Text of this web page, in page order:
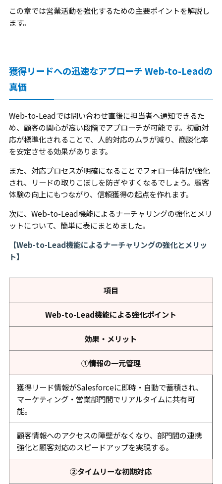
この章では営業活動を強化するための主要ポイントを解説し
ます。
獲得リードへの迅速なアプローチ Web-to-Leadの
真価
Web-to-Leadでは問い合わせ直後に担当者へ通知できるた
め、顧客の関心が高い段階でアプローチが可能です。初動対
応が標準化されることで、人的対応のムラが減り、商談化率
を安定させる効果があります。
また、対応プロセスが明確になることでフォロー体制が強化
され、リードの取りこぼしを防ぎやすくなるでしょう。顧客
体験の向上にもつながり、信頼獲得の起点を作れます。
次に、Web-to-Lead機能によるナーチャリングの強化とメリ
ットについて、簡単に表にまとめました。
【Web-to-Lead機能によるナーチャリングの強化とメリッ
ト】
項目
Web-to-Lead機能による強化ポイント
効果・メリット
①情報の一元管理
獲得リード情報がSalesforceに即時・自動で蓄積され、
マーケティング・営業部門間でリアルタイムに共有可
能。
顧客情報へのアクセスの障壁がなくなり、部門間の連携
強化と顧客対応のスピードアップを実現する。
②タイムリーな初期対応